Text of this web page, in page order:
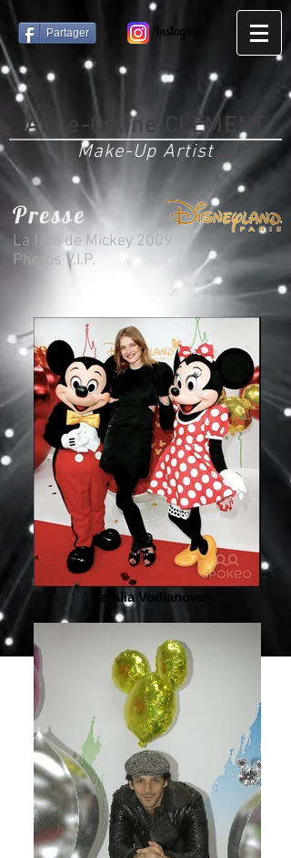
Partager
Anne-Céline CLEMENT
Make-Up Artist
Natalia Vodianova
Presse
La fête de Mickey 2009
Photos V.I.P.